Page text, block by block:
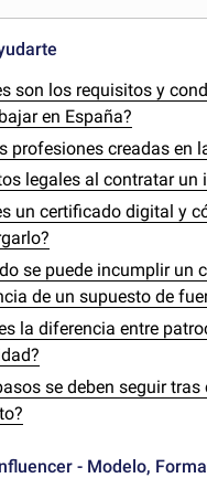
son los requisitos y
en España?
profesiones creadas en
legales al contratar un
un certificado digital y
se puede incumplir un
de un supuesto de
la diferencia entre
se deben seguir
- Modelo,